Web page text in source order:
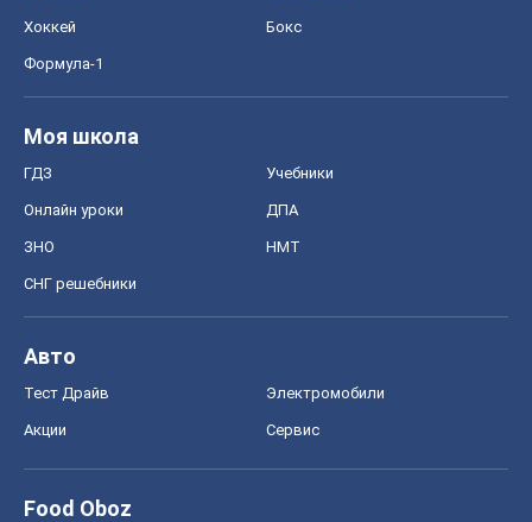
Хоккей Бокс
Формула-1
Моя школа
ГДЗ Учебники
Онлайн уроки ДПА
ЗНО НМТ
СНГ решебники
Авто
Тест Драйв Электромобили
Акции Сервис
Food Oboz